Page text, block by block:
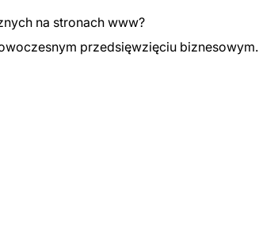
na stronach www?
przedsięwzięciu biznesowym.